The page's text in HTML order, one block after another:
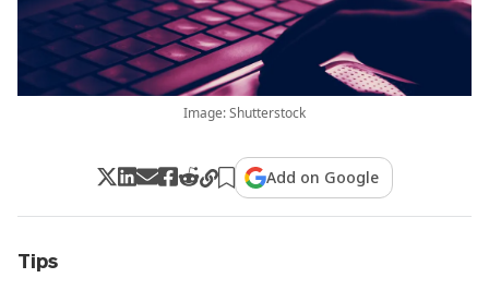
Image: Shutterstock
Add on Google
Tips